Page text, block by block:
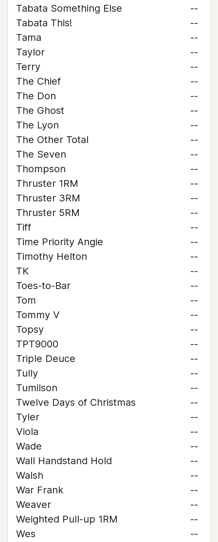
Tabata Something Else
--
Tabata This!
--
Tama
--
Taylor
--
Terry
--
The Chief
--
The Don
--
The Ghost
--
The Lyon
--
The Other Total
--
The Seven
--
Thompson
--
Thruster 1RM
--
Thruster 3RM
--
Thruster 5RM
--
Tiff
--
Time Priority Angie
--
Timothy Helton
--
TK
--
Toes-to-Bar
--
Tom
--
Tommy V
--
Topsy
--
TPT9000
--
Triple Deuce
--
Tully
--
Tumilson
--
Twelve Days of Christmas
--
Tyler
--
Viola
--
Wade
--
Wall Handstand Hold
--
Walsh
--
War Frank
--
Weaver
--
Weighted Pull-up 1RM
--
Wes
--